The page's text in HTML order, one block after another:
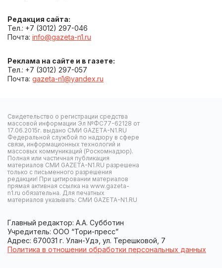
Редакция сайта:
Тел.: +7 (3012) 297-046
Почта: info@gazeta-n1.ru
Реклама на сайте и в газете:
Тел.: +7 (3012) 297-057
Почта: gazeta-n1@yandex.ru
Свидетельство о регистрации средства
массовой информации Эл №ФС77-62128 от
17.06.2015г. выдано СМИ GAZETA-N1.RU
Федеральной службой по надзору в сфере
связи, информационных технологий и
массовых коммуникаций (Роскомнадзор).
Полная или частичная публикация
материалов СМИ GAZETA-N1.RU разрешена
только с письменного разрешения
редакции! При цитировании материалов
прямая активная ссылка на www.gazeta-
n1.ru обязательна. Для печатных
материалов указывать: СМИ GAZETA-N1.RU
Главный редактор: А.А. Субботин
Учредитель: ООО “Тори-пресс”
Адрес: 670031 г. Улан-Удэ, ул. Терешковой, 7
Политика в отношении обработки персональных данных